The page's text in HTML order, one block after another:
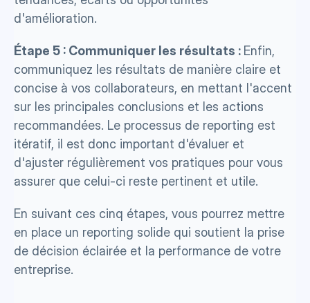
d'amélioration.
Étape 5 : Communiquer les résultats : Enfin,
communiquez les résultats de manière claire et
concise à vos collaborateurs, en mettant l'accent
sur les principales conclusions et les actions
recommandées. Le processus de reporting est
itératif, il est donc important d'évaluer et
d'ajuster régulièrement vos pratiques pour vous
assurer que celui-ci reste pertinent et utile.
En suivant ces cinq étapes, vous pourrez mettre
en place un reporting solide qui soutient la prise
de décision éclairée et la performance de votre
entreprise.